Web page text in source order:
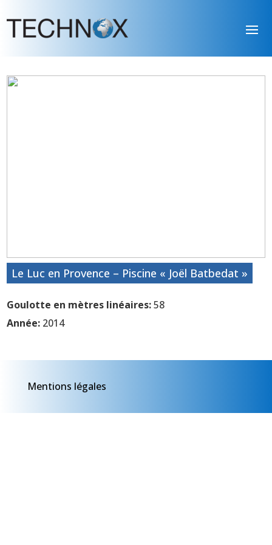
Le Luc en Provence – Piscine « Joël Batbedat »
Goulotte en mètres linéaires:58
Année: 2014
Mentions légales